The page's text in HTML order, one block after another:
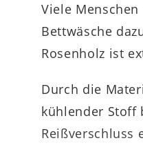
Viele
Bettwäsche
Rosenholz ist
Durch die
kühlender Stoff
Reißverschluss